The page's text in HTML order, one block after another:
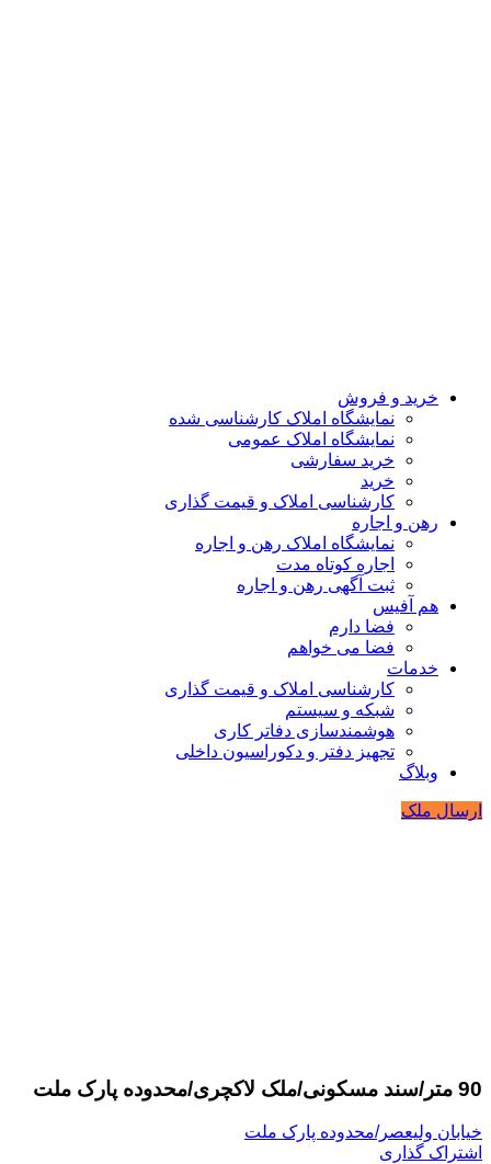
خرید و فروش
نمایشگاه املاک کارشناسی شده
نمایشگاه املاک عمومی
خرید سفارشی
خرید
کارشناسی املاک و قیمت گذاری
رهن و اجاره
نمایشگاه املاک رهن و اجاره
اجاره کوتاه مدت
ثبت آگهی رهن و اجاره
هم آفیس
فضا دارم
فضا می خواهم
خدمات
کارشناسی املاک و قیمت گذاری
شبکه و سیستم
هوشمندسازی دفاتر کاری
تجهیز دفتر و دکوراسیون داخلی
وبلاگ
ارسال ملک
90 متر/سند مسکونی/ملک لاکچری/محدوده پارک ملت
خیابان ولیعصر/محدوده پارک ملت
اشتراک گذاری